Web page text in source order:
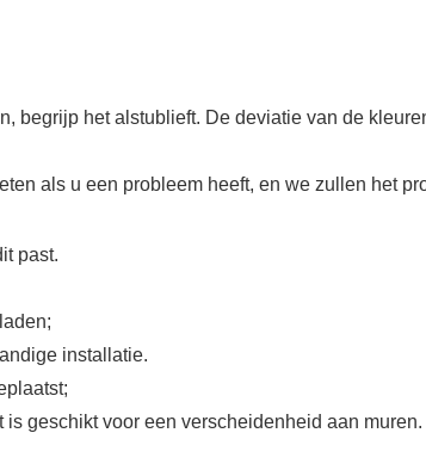
begrijp het alstublieft. De deviatie van de
als u een probleem heeft, en we zullen het
past.
installatie.
geschikt voor een verscheidenheid aan muren.